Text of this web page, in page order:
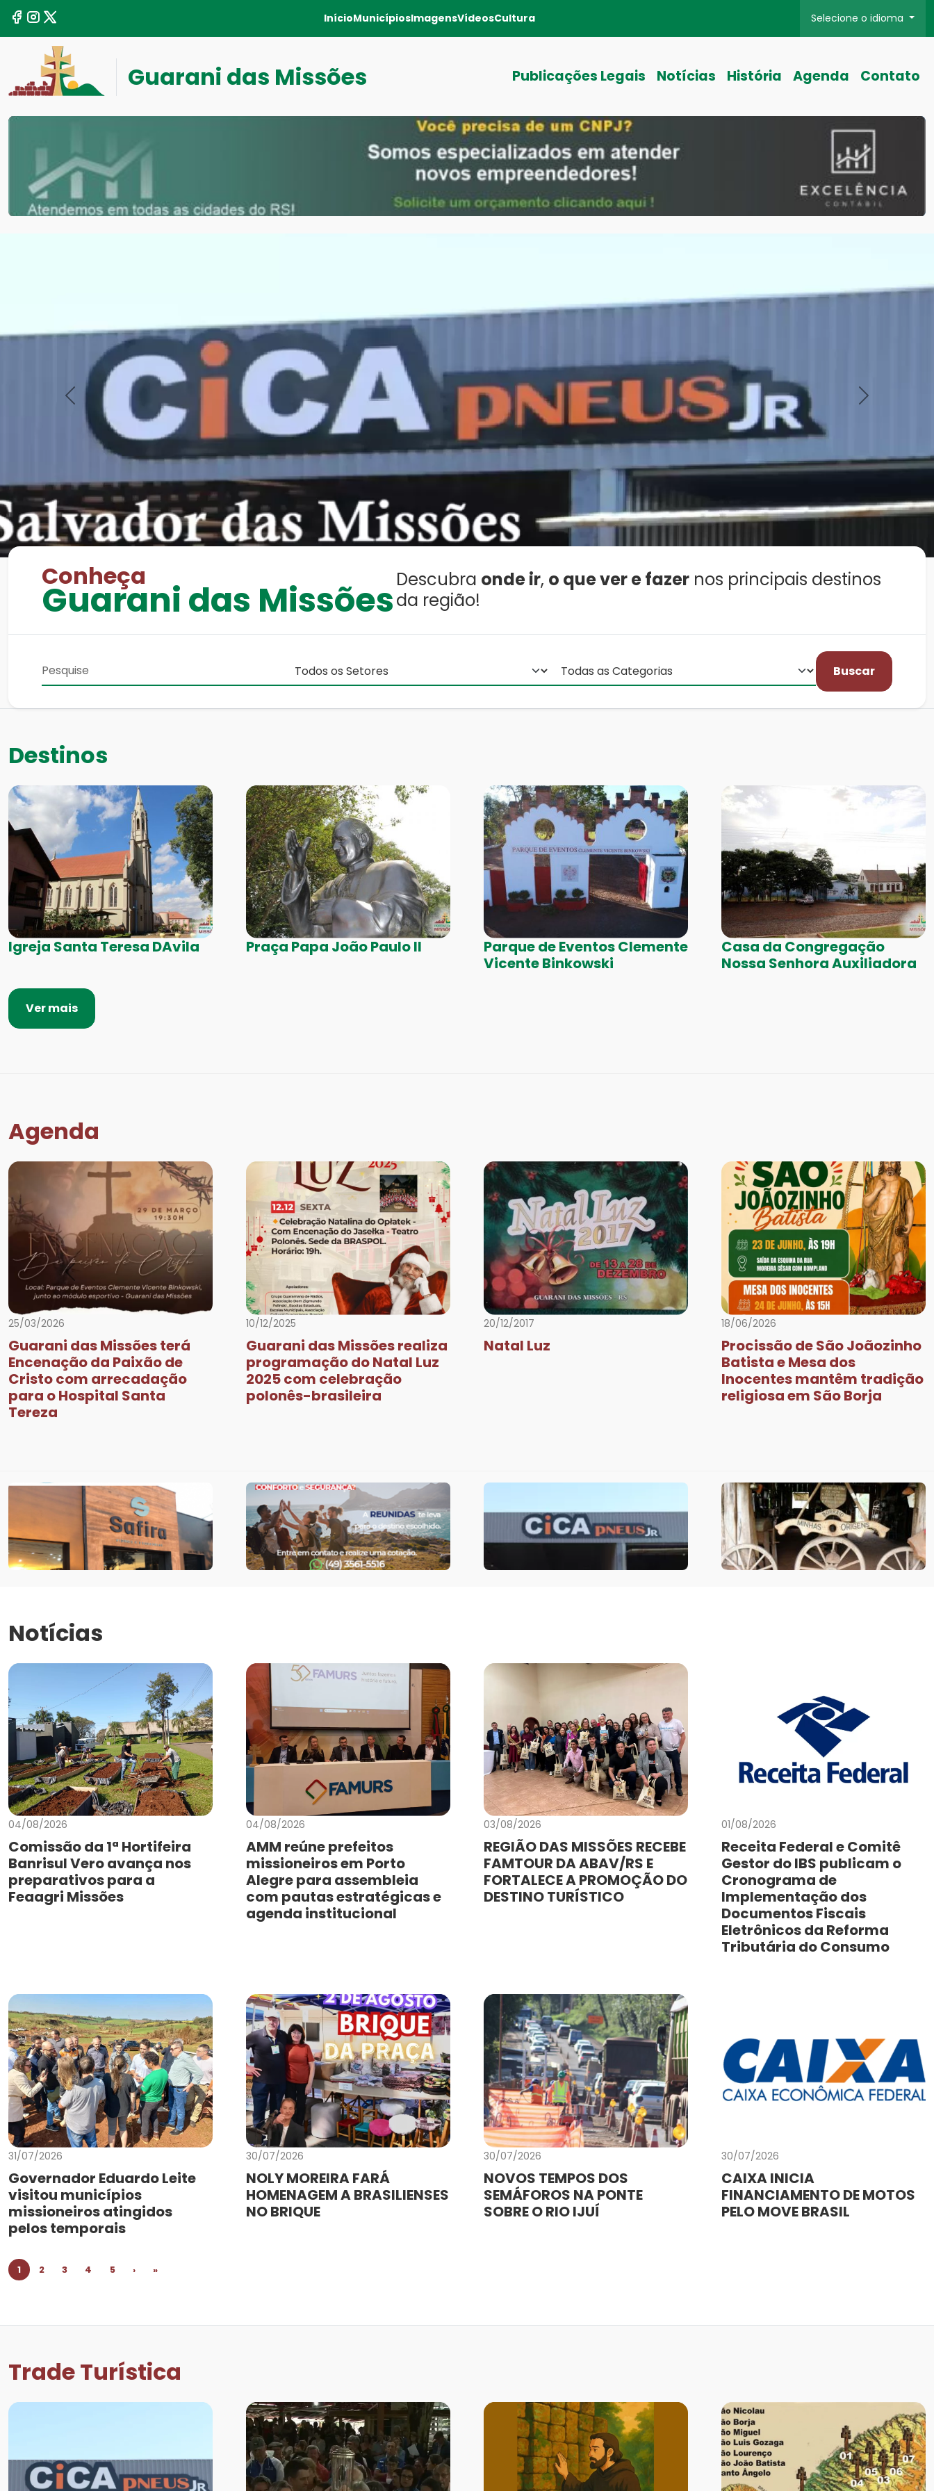
InícioMunicípiosImagensVídeosCultura Selecione o idioma
Guarani das Missões Publicações Legais Notícias História Agenda Contato
Previous Next
Conheça
Guarani das Missões Descubra onde ir, o que ver e fazer nos principais destinos
da região!
Buscar
Destinos
Igreja Santa Teresa DAvila Praça Papa João Paulo II
Parque de Eventos Clemente
Vicente Binkowski
Casa da Congregação
Nossa Senhora Auxiliadora
Ver mais
Agenda
25/03/2026
Guarani das Missões terá
Encenação da Paixão de
Cristo com arrecadação
para o Hospital Santa
Tereza
10/12/2025
Guarani das Missões realiza
programação do Natal Luz
2025 com celebração
polonês-brasileira
20/12/2017
Natal Luz
18/06/2026
Procissão de São Joãozinho
Batista e Mesa dos
Inocentes mantêm tradição
religiosa em São Borja
Previous Next
Notícias
04/08/2026
Comissão da 1ª Hortifeira
Banrisul Vero avança nos
preparativos para a
Feaagri Missões
04/08/2026
AMM reúne prefeitos
missioneiros em Porto
Alegre para assembleia
com pautas estratégicas e
agenda institucional
03/08/2026
REGIÃO DAS MISSÕES RECEBE
FAMTOUR DA ABAV/RS E
FORTALECE A PROMOÇÃO DO
DESTINO TURÍSTICO
01/08/2026
Receita Federal e Comitê
Gestor do IBS publicam o
Cronograma de
Implementação dos
Documentos Fiscais
Eletrônicos da Reforma
Tributária do Consumo
31/07/2026
Governador Eduardo Leite
visitou municípios
missioneiros atingidos
pelos temporais
30/07/2026
NOLY MOREIRA FARÁ
HOMENAGEM A BRASILIENSES
NO BRIQUE
30/07/2026
NOVOS TEMPOS DOS
SEMÁFOROS NA PONTE
SOBRE O RIO IJUÍ
30/07/2026
CAIXA INICIA
FINANCIAMENTO DE MOTOS
PELO MOVE BRASIL
1 2 3 4 5 › »
Trade Turística